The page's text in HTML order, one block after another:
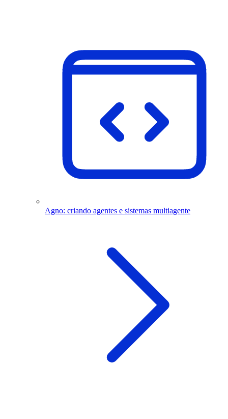
Agno: criando agentes e sistemas multiagente